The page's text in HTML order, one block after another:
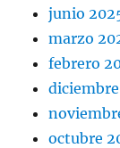
junio
marzo
febrero
octubre